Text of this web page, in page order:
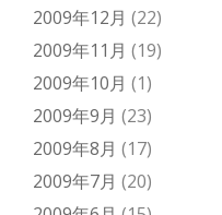
2009年12月 (22)
2009年11月 (19)
2009年10月 (1)
2009年9月 (23)
2009年8月 (17)
2009年7月 (20)